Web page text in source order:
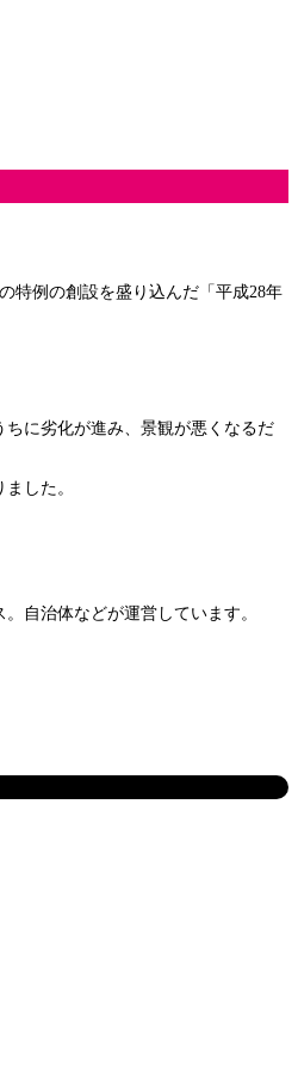
特例の創設を盛り込んだ「平成28年
に劣化が進み、景観が悪くなるだ
した。
自治体などが運営しています。